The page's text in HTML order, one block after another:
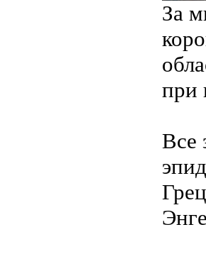
За
при
Все